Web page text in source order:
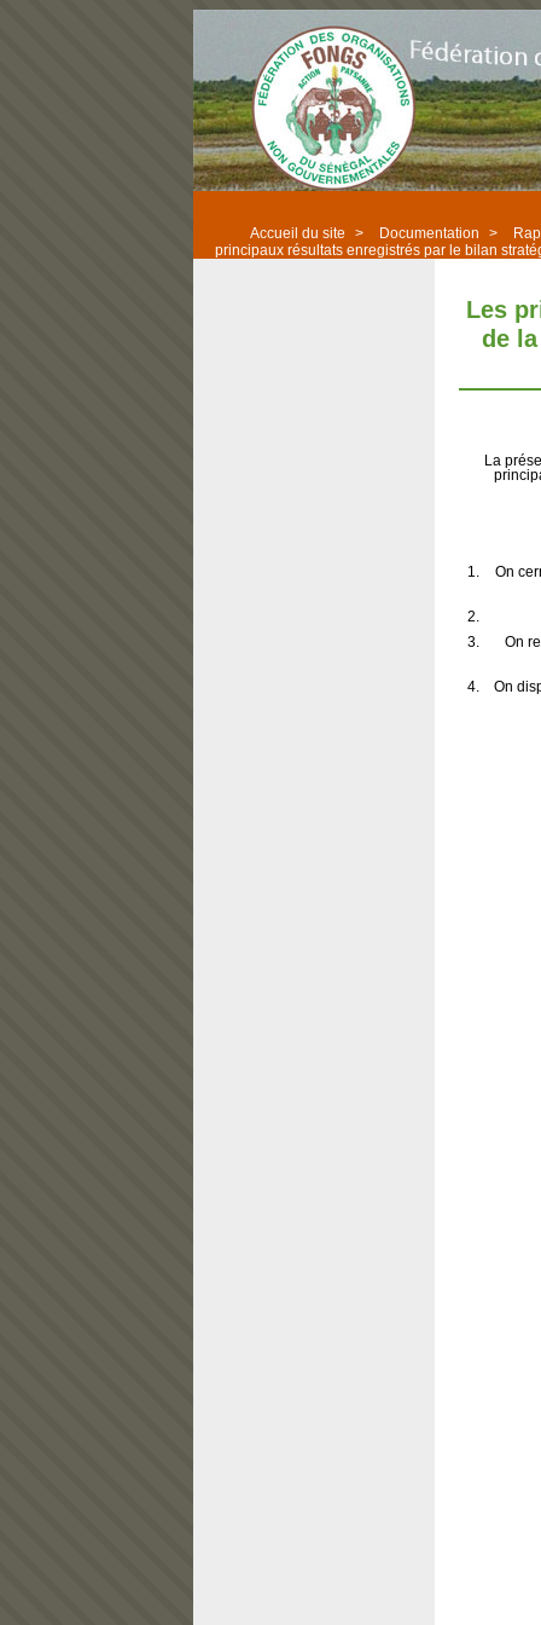
Accueil du site > Documentation >
principaux résultats enregistrés par le bilan
Les
de
La
On
On
On